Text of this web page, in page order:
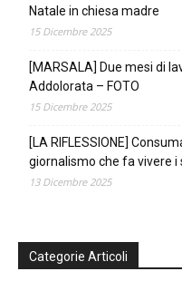
Natale in chiesa madre
15 Dicembre 2025
[MARSALA] Due mesi di
Addolorata – FOTO
15 Dicembre 2025
[LA RIFLESSIONE]
giornalismo che fa vivere
13 Dicembre 2025
Categorie Articoli